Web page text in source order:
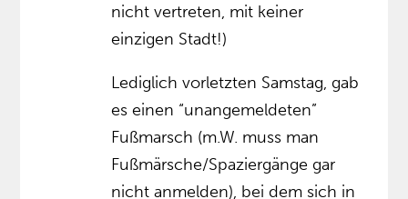
nicht vertreten, mit keiner
einzigen Stadt!)
Lediglich vorletzten Samstag, gab
es einen “unangemeldeten”
Fußmarsch (m.W. muss man
Fußmärsche/Spaziergänge gar
nicht anmelden), bei dem sich in